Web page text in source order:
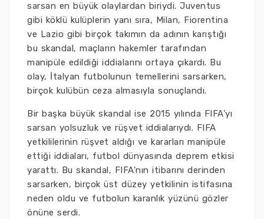
sarsan en büyük olaylardan biriydi. Juventus
gibi köklü kulüplerin yanı sıra, Milan, Fiorentina
ve Lazio gibi birçok takımın da adının karıştığı
bu skandal, maçların hakemler tarafından
manipüle edildiği iddialarını ortaya çıkardı. Bu
olay, İtalyan futbolunun temellerini sarsarken,
birçok kulübün ceza almasıyla sonuçlandı.
Bir başka büyük skandal ise 2015 yılında FIFA'yı
sarsan yolsuzluk ve rüşvet iddialarıydı. FIFA
yetkililerinin rüşvet aldığı ve kararları manipüle
ettiği iddiaları, futbol dünyasında deprem etkisi
yarattı. Bu skandal, FIFA'nın itibarını derinden
sarsarken, birçok üst düzey yetkilinin istifasına
neden oldu ve futbolun karanlık yüzünü gözler
önüne serdi.